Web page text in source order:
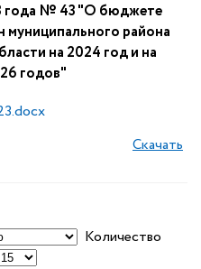
года № 43 "О бюджете
муниципального района
на 2024 год и на
годов"
Скачать
Количество